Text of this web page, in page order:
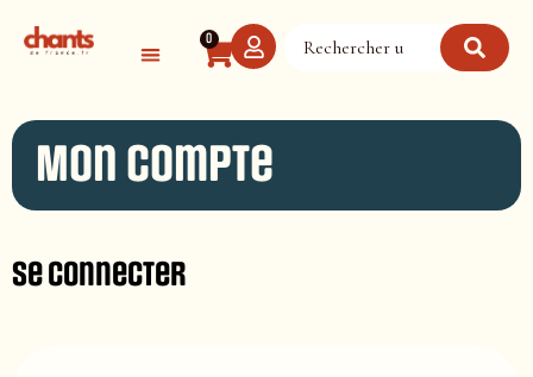
0
Mon compte
Se connecter